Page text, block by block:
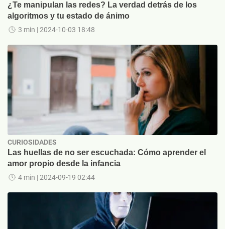
¿Te manipulan las redes? La verdad detrás de los
algoritmos y tu estado de ánimo
3 min | 2024-10-03 18:48
CURIOSIDADES
Las huellas de no ser escuchada: Cómo aprender el
amor propio desde la infancia
4 min | 2024-09-19 02:44